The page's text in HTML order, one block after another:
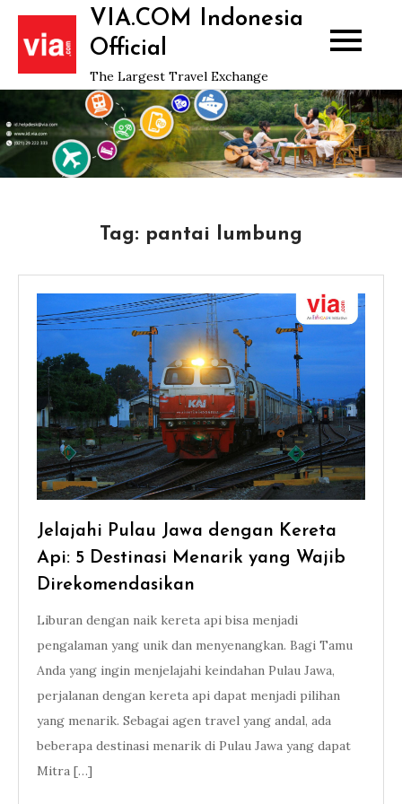
Skip
content
VIA.COM Indonesia
Official
The Largest Travel Exchange
Tag: pantai lumbung
Jelajahi Pulau Jawa dengan Kereta
Api: 5 Destinasi Menarik yang Wajib
Direkomendasikan
Liburan dengan naik kereta api bisa menjadi
pengalaman yang unik dan menyenangkan. Bagi Tamu
Anda yang ingin menjelajahi keindahan Pulau Jawa,
perjalanan dengan kereta api dapat menjadi pilihan
yang menarik. Sebagai agen travel yang andal, ada
beberapa destinasi menarik di Pulau Jawa yang dapat
Mitra […]